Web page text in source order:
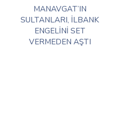
MANAVGAT’IN
SULTANLARI, İLBANK
ENGELİNİ SET
VERMEDEN AŞTI